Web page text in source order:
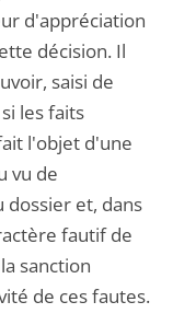
d'appréciation
décision. Il
saisi de
les faits
l'objet d'une
vu de
dossier et, dans
fautif de
sanction
de ces fautes.